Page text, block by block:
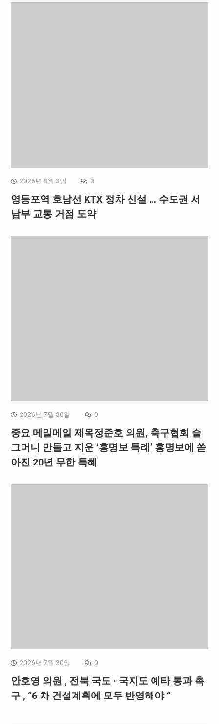
2026년 8월 3일 0
영등포역 호남선 KTX 정차 신설 … 수도권 서
남부 교통 거점 도약
2026년 7월 30일 0
중요 메일메일 제목정준호 의원, 축구협회 슬
그머니 만들고 지운 ‘홍명보 특례’ 홍명보에 쏟
아진 20년 무한 특혜
2026년 7월 30일 0
안호영 의원 , 전북 국도 · 국지도 예타 통과 촉
구 , “6 차 건설계획에 모두 반영해야 “